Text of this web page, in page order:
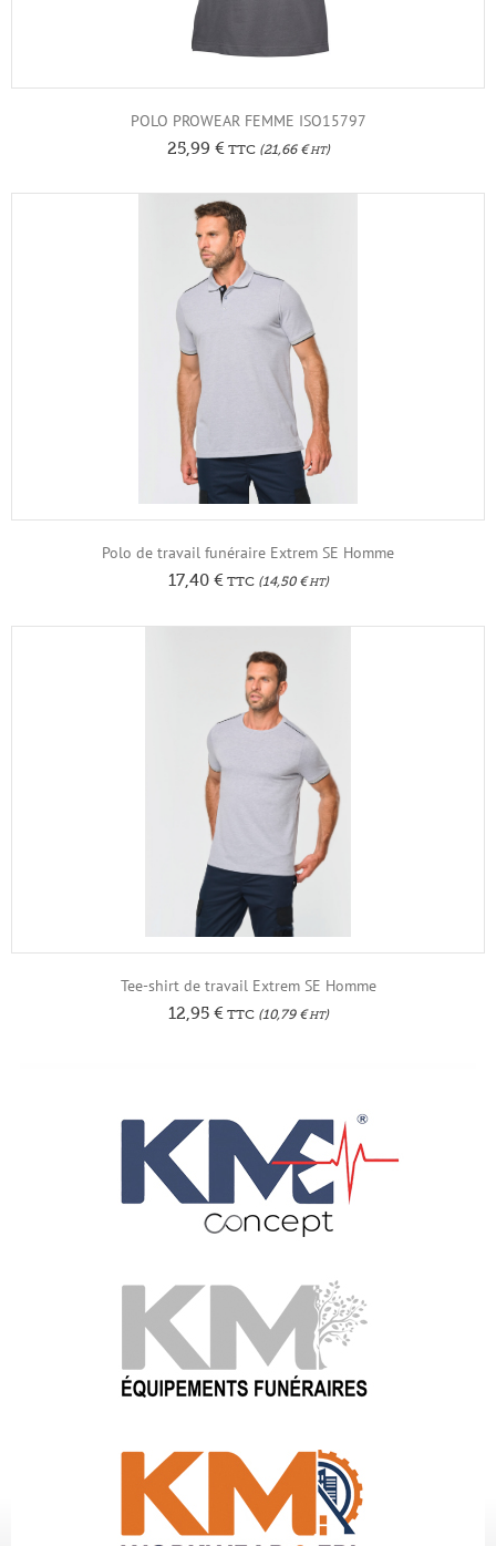
POLO PROWEAR FEMME ISO15797
25,99 €TTC(21,66 €HT)
Polo de travail funéraire Extrem SE Homme
17,40 €TTC(14,50 €HT)
Tee-shirt de travail Extrem SE Homme
12,95 €TTC(10,79 €HT)